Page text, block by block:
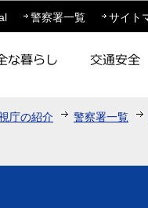
この
警察署一覧 サイト
庁の紹介 警察署一覧